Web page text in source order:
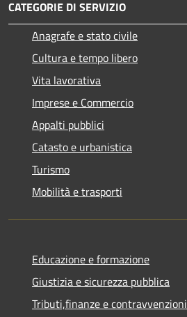
CATEGORIE DI SERVIZIO
Anagrafe e stato civile
Cultura e tempo libero
Vita lavorativa
Imprese e Commercio
Appalti pubblici
Catasto e urbanistica
Turismo
Mobilità e trasporti
Educazione e formazione
Giustizia e sicurezza pubblica
Tributi,finanze e contravvenzioni